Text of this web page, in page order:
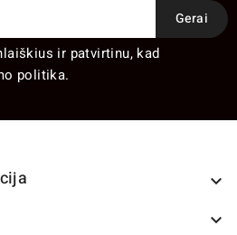
ir patvirtinu, kad
politika.

